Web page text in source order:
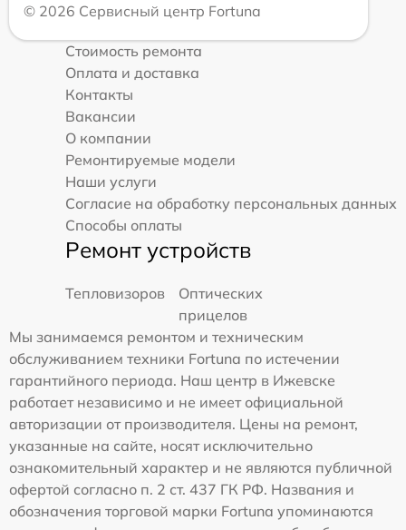
© 2026 Сервисный центр Fortuna
Стоимость ремонта
Оплата и доставка
Контакты
Вакансии
О компании
Ремонтируемые модели
Наши услуги
Согласие на обработку персональных данных
Способы оплаты
Ремонт устройств
Тепловизоров
Оптических
прицелов
Мы занимаемся ремонтом и техническим
обслуживанием техники Fortuna по истечении
гарантийного периода. Наш центр в Ижевске
работает независимо и не имеет официальной
авторизации от производителя. Цены на ремонт,
указанные на сайте, носят исключительно
ознакомительный характер и не являются публичной
офертой согласно п. 2 ст. 437 ГК РФ. Названия и
обозначения торговой марки Fortuna упоминаются